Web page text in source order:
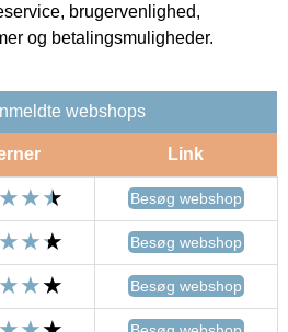
brugervenlighed,
og betalingsmuligheder.
webshops
Link
Besøg webshop
Besøg webshop
Besøg webshop